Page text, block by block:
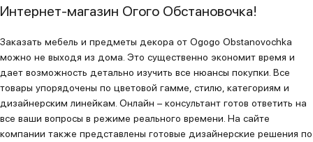
Интернет-магазин Огого Обстановочка!
Заказать мебель и предметы декора от Ogogo Obstanovochka
можно не выходя из дома. Это существенно экономит время и
дает возможность детально изучить все нюансы покупки. Все
товары упорядочены по цветовой гамме, стилю, категориям и
дизайнерским линейкам. Онлайн – консультант готов ответить на
все ваши вопросы в режиме реального времени. На сайте
компании также представлены готовые дизайнерские решения по